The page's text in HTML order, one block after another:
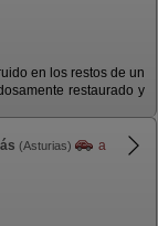
en los restos de un
restaurado y
(Asturias)
a